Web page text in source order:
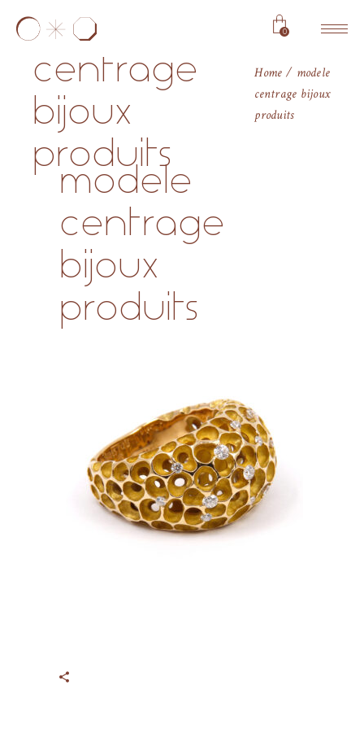
0
modele
centrage
bijoux
produits
Home
modele
centrage bijoux
produits
modele
centrage
bijoux
produits